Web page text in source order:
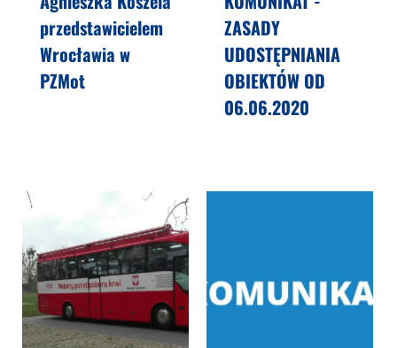
przedstawicielem
Wrocławia w
PZMot
ZASADY
UDOSTĘPNIANIA
OBIEKTÓW OD
06.06.2020